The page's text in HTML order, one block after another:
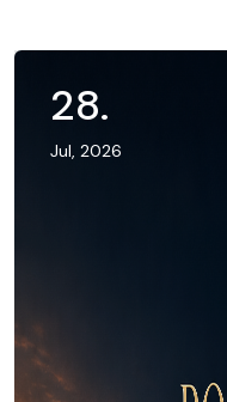
28.
Jul, 2026